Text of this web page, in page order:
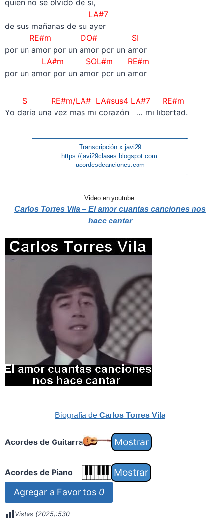
quien no se olvidó de si,
LA#7
de sus mañanas de su ayer
RE#m DO# SI
por un amor por un amor por un amor
LA#m SOL#m RE#m
por un amor por un amor por un amor
SI RE#m/LA# LA#sus4 LA#7 RE#m
Yo daría una vez mas mi corazón … mi libertad.
————————————————————————-
Transcripción x javi29
https://javi29clases.blogspot.com
acordesdcanciones.com
————————————————————————-
Video en youtube:
Carlos Torres Vila – El amor cuantas canciones nos
hace cantar
Biografía de Carlos Torres Vila
Acordes de Guitarra
Acordes de Piano
Agregar a Favoritos 0
Vistas (2025):530